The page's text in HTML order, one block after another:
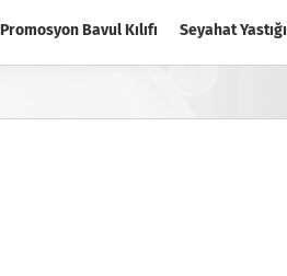
Promosyon Bavul Kılıfı Seyahat Yastığı